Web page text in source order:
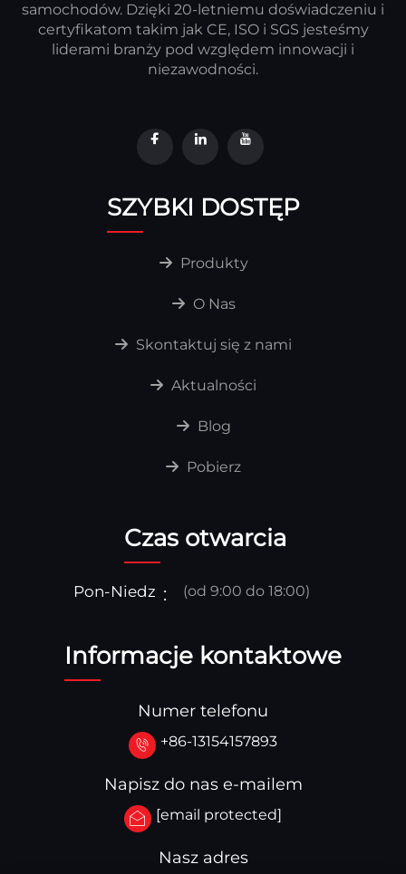
samochodów. Dzięki 20-letniemu doświadczeniu i
certyfikatom takim jak CE, ISO i SGS jesteśmy
liderami branży pod względem innowacji i
niezawodności.
SZYBKI DOSTĘP
Produkty
O Nas
Skontaktuj się z nami
Aktualności
Blog
Pobierz
Czas otwarcia
Pon-Niedz (od 9:00 do 18:00)
Informacje kontaktowe
Numer telefonu
+86-13154157893
Napisz do nas e-mailem
[email protected]
Nasz adres